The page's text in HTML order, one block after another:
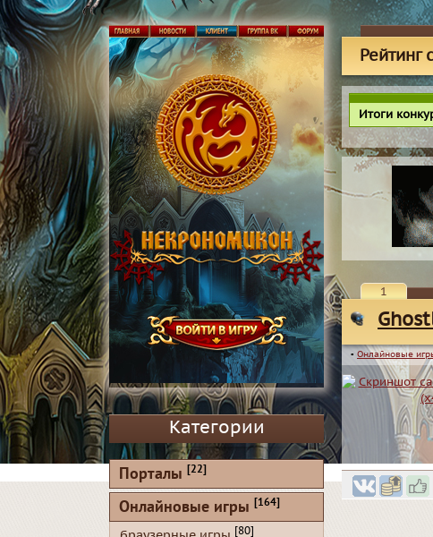
Рейтинг
Итоги
1
▪ Онлайновые
Категории
Порталы [22]
Онлайновые игры [164]
[80]